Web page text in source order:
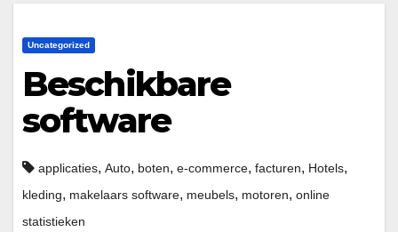
Uncategorized
Beschikbare
software
applicaties, Auto, boten, e-commerce, facturen, Hotels,
kleding, makelaars software, meubels, motoren, online
statistieken